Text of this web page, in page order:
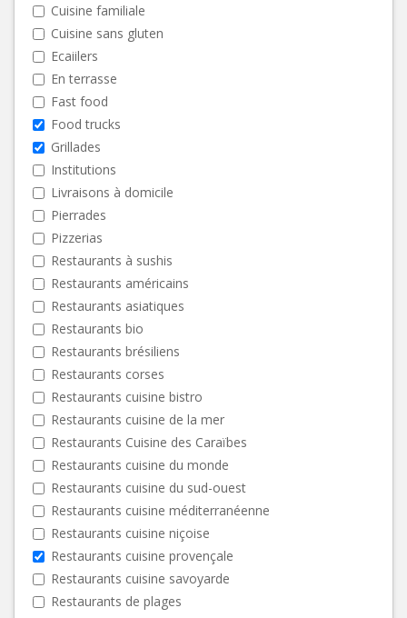
Cuisine familiale
Cuisine sans gluten
Ecaiilers
En terrasse
Fast food
Food trucks
Grillades
Institutions
Livraisons à domicile
Pierrades
Pizzerias
Restaurants à sushis
Restaurants américains
Restaurants asiatiques
Restaurants bio
Restaurants brésiliens
Restaurants corses
Restaurants cuisine bistro
Restaurants cuisine de la mer
Restaurants Cuisine des Caraïbes
Restaurants cuisine du monde
Restaurants cuisine du sud-ouest
Restaurants cuisine méditerranéenne
Restaurants cuisine niçoise
Restaurants cuisine provençale
Restaurants cuisine savoyarde
Restaurants de plages